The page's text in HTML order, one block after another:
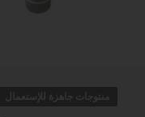
منتوجات جاهزة للإستعمال